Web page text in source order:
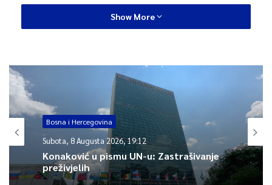
raspravljalo. U startu se išlo od tog da se ispune zahtjevi HDZ-
koji Mašić tvrdi da je nakaradan jer zagovara različitu tzv.
vrijednost glasa. Naprimjer, glas glasača u Tuzlanskom
kantonu vrijedi 30% ili 50% manje od glasa glasača iz
Hercegovačko-neretvanakog kantona. Izvorna ideja
elektorskog modela je HDZ-ova. Na kraju su drugi pregovarači
predlagali HDZ-ov model koji je prethodno odbijen.
Gosti su istakli svoju zabrinutost u vezi sa cjelokupnom
Show More
Bosna i Hercegovina
Subota, 8 Augusta 2026, 19:12
Konaković u pismu UN-u: Zastrašivanje
preživjelih